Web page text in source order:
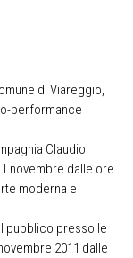
di Viareggio,
performance
Claudio
novembre dalle ore
moderna e
pubblico presso le
2011 dalle